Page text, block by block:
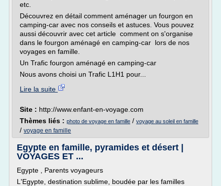
etc.
Découvrez en détail comment aménager un fourgon en
camping-car avec nos conseils et astuces. Vous pouvez
aussi découvrir avec cet article comment on s'organise
dans le fourgon aménagé en camping-car lors de nos
voyages en famille.
Un Trafic fourgon aménagé en camping-car
Nous avons choisi un Trafic L1H1 pour...
Lire la suite
Site : http://www.enfant-en-voyage.com
Thèmes liés : photo de voyage en famille / voyage au soleil en famille
/ voyage en famille
Egypte en famille, pyramides et désert |
VOYAGES ET ...
Egypte , Parents voyageurs
L'Egypte, destination sublime, boudée par les familles